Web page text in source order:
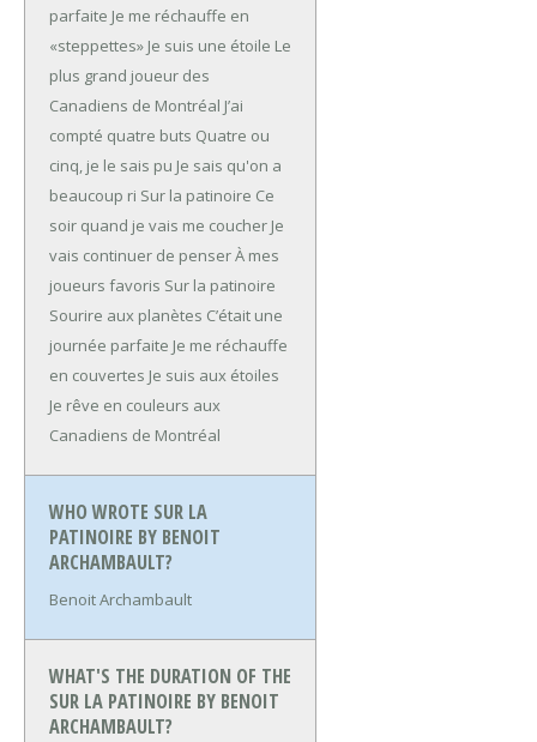
parfaite Je me réchauffe en
«steppettes» Je suis une étoile Le
plus grand joueur des
Canadiens de Montréal J’ai
compté quatre buts Quatre ou
cinq, je le sais pu Je sais qu'on a
beaucoup ri Sur la patinoire Ce
soir quand je vais me coucher Je
vais continuer de penserÀ mes
joueurs favoris Sur la patinoire
Sourire aux planètes C’était une
journée parfaite Je me réchauffe
en couvertes Je suis aux étoiles
Je rêve en couleurs aux
Canadiens de Montréal
WHO WROTE SUR LA
PATINOIRE BY BENOIT
ARCHAMBAULT?
Benoit Archambault
WHAT'S THE DURATION OF THE
SUR LA PATINOIRE BY BENOIT
ARCHAMBAULT?